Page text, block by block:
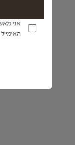
אני
האימייל